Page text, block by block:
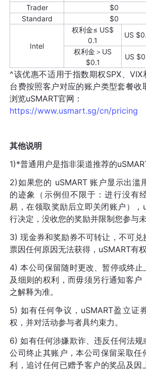
Trader
$0
Standard
$0
Intel
权利金≤ US$
0.1
US
权利金＞US
$0.1
US
^该优惠不适用于指数期权SPX、VIX
台费按照客户对应的账户类型套餐收
浏览uSMART官网：
https://www.usmart.sg/cn/pricing
其他说明
1)*普通用户是指非渠道推荐的
2)如果您的 uSMART 账户显示出滥
的迹象（示例但不限于：进行没有
易，在领取奖励后立即关闭账户），
行决定，没收您的奖励并限制您参与
3) 现金券和奖励券不可转让，不可兑
票因任何原因无法获得，uSMART有
4) 本公司保留随时更改、暂停或终止
及细则的权利，而毋须另行通知客户
之解释为准。
5) 如有任何争议，uSMART盈立证
权，并对活动参与者具约束力。
6) 如有任何涉嫌欺诈、违反任何法规
公司终止其账户，本公司保留采取任
利，追讨任何已赠予客户的奖品及因